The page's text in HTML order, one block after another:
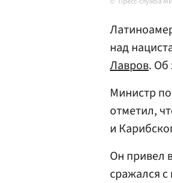
над
Лавров. Об
Министр
отметил,
и
Он привел
сражался